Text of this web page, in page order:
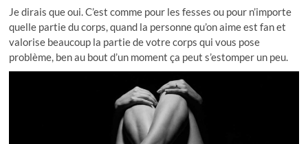
Je dirais que oui. C’est comme pour les fesses ou pour n’importe
quelle partie du corps, quand la personne qu’on aime est fan et
valorise beaucoup la partie de votre corps qui vous pose
problème, ben au bout d’un moment ça peut s’estomper un peu.